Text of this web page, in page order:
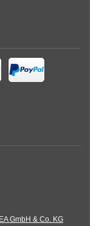
GmbH & Co. KG